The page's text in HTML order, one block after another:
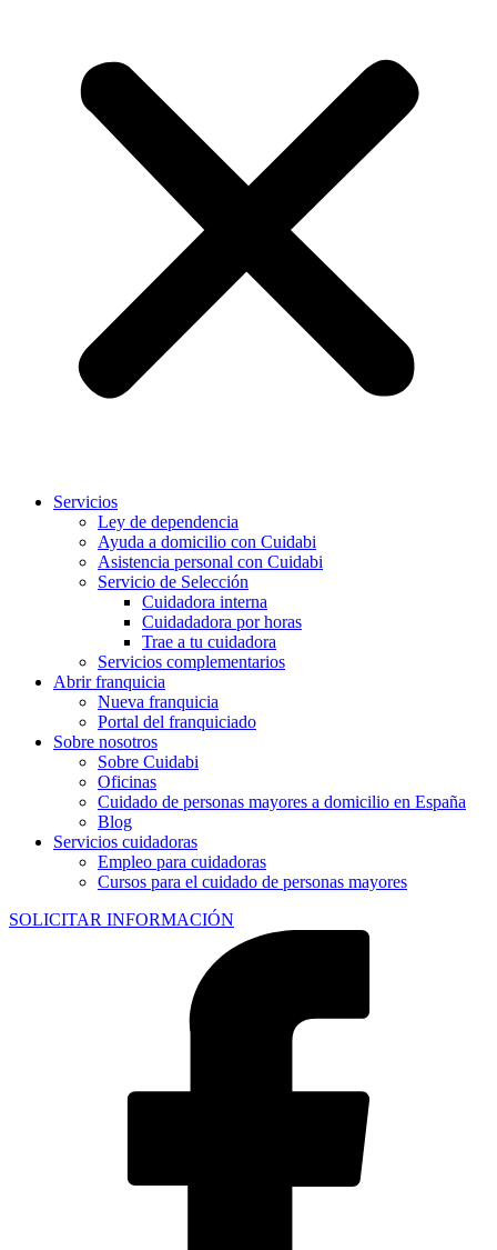
Servicios
Ley de dependencia
Ayuda a domicilio con Cuidabi
Asistencia personal con Cuidabi
Servicio de Selección
Cuidadora interna
Cuidadadora por horas
Trae a tu cuidadora
Servicios complementarios
Abrir franquicia
Nueva franquicia
Portal del franquiciado
Sobre nosotros
Sobre Cuidabi
Oficinas
Cuidado de personas mayores a domicilio en España
Blog
Servicios cuidadoras
Empleo para cuidadoras
Cursos para el cuidado de personas mayores
SOLICITAR INFORMACIÓN